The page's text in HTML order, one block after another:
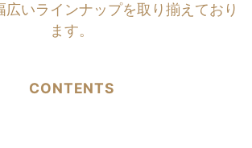
広いラインナップを取り揃えており
ます。
CONTENTS